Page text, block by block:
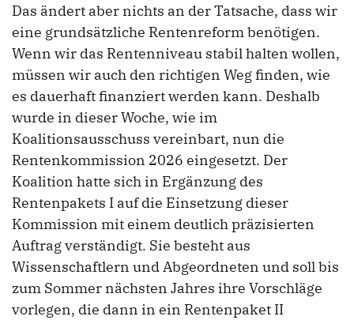
Das ändert aber nichts an der Tatsache, dass wir
eine grundsätzliche Rentenreform benötigen.
Wenn wir das Rentenniveau stabil halten wollen,
müssen wir auch den richtigen Weg finden, wie
es dauerhaft finanziert werden kann. Deshalb
wurde in dieser Woche, wie im
Koalitionsausschuss vereinbart, nun die
Rentenkommission 2026 eingesetzt. Der
Koalition hatte sich in Ergänzung des
Rentenpakets I auf die Einsetzung dieser
Kommission mit einem deutlich präzisierten
Auftrag verständigt. Sie besteht aus
Wissenschaftlern und Abgeordneten und soll bis
zum Sommer nächsten Jahres ihre Vorschläge
vorlegen, die dann in ein Rentenpaket II